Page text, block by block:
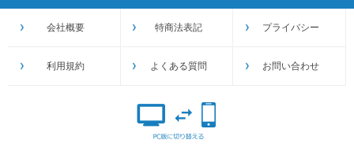
会社概要 特商法表記 プライバシー
利用規約 よくある質問 お問い合わせ